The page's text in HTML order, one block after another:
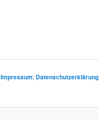
Impressum; Datenschutzerklärung